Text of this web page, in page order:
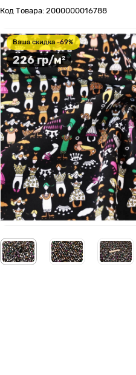
Код Товара: 2000000016788
Ваша скидка -69%
226 гр/м²